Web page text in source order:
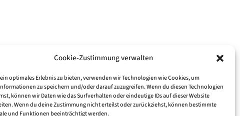
Cookie-Zustimmung verwalten
optimales Erlebnis zu bieten, verwenden wir Technologien wie Cookies, um
zu speichern und/oder darauf zuzugreifen. Wenn du diesen Technologien
können wir Daten wie das Surfverhalten oder eindeutige IDs auf dieser Website
Wenn du deine Zustimmung nicht erteilst oder zurückziehst, können bestimmte
und Funktionen beeinträchtigt werden.